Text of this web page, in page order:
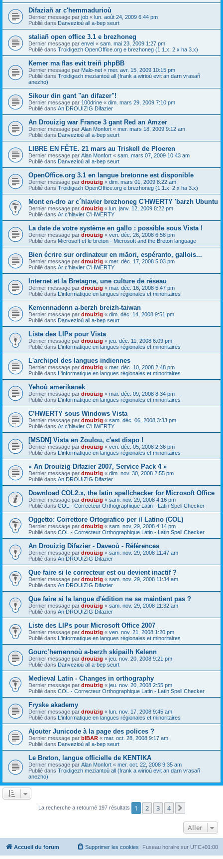
Difaziañ ar c'hemmadurioù
Dernier message par job « lun. août 24, 2009 6:44 pm
Publié dans Danvezioù all a-bep seurt
staliañ open office 3.1 e brezhoneg
Dernier message par envel « sam. mai 23, 2009 1:27 pm
Publié dans Troidigezh OpenOffice.org e brezhoneg (1.1.x, 2.x ha 3.x)
Kemer ma flas evit treiñ phpBB
Dernier message par Malo-net « mer. avr. 15, 2009 10:15 pm
Publié dans Troidigezh meziantoù all (frank a wirioù evit an darn vrasañ
anezho)
Sikour din gant "an difazer"!
Dernier message par 100drine « dim. mars 29, 2009 7:10 pm
Publié dans An DROUIZIG Difazier
An Drouizig war France 3 gant Red an Amzer
Dernier message par Alan Monfort « mer. mars 18, 2009 9:12 am
Publié dans Danvezioù all a-bep seurt
LIBRE EN FÊTE. 21 mars au Triskell de Ploeren
Dernier message par Alan Monfort « sam. mars 07, 2009 10:43 am
Publié dans Danvezioù all a-bep seurt
OpenOffice.org 3.1 en langue bretonne est disponible
Dernier message par drouizig « dim. mars 01, 2009 8:22 am
Publié dans Troidigezh OpenOffice.org e brezhoneg (1.1.x, 2.x ha 3.x)
Mont en-dro ar c´hlavier brezhoneg C'HWERTY 'barzh Ubuntu
Dernier message par drouizig « lun. janv. 12, 2009 8:22 pm
Publié dans Ar c'hlavier C'HWERTY
La date de votre système en gallo : possible sous Vista !
Dernier message par drouizig « ven. déc. 26, 2008 6:58 pm
Publié dans Microsoft et le breton - Microsoft and the Breton language
Bien écrire sur ordinateur en māori, espéranto, gallois...
Dernier message par drouizig « mer. déc. 17, 2008 5:03 pm
Publié dans Ar c'hlavier C'HWERTY
Internet et la Bretagne, une culture de réseau
Dernier message par drouizig « mar. déc. 16, 2008 5:47 pm
Publié dans L'informatique en langues régionales et minoritaires
Kemennadenn a-berzh breizh-taiwan
Dernier message par drouizig « dim. déc. 14, 2008 9:51 pm
Publié dans Danvezioù all a-bep seurt
Liste des LIPs pour Vista
Dernier message par drouizig « jeu. déc. 11, 2008 6:09 pm
Publié dans L'informatique en langues régionales et minoritaires
L'archipel des langues indiennes
Dernier message par drouizig « mer. déc. 10, 2008 2:48 pm
Publié dans L'informatique en langues régionales et minoritaires
Yehoù amerikanek
Dernier message par drouizig « mar. déc. 09, 2008 8:34 pm
Publié dans L'informatique en langues régionales et minoritaires
C’HWERTY sous Windows Vista
Dernier message par drouizig « sam. déc. 06, 2008 3:33 pm
Publié dans Ar c'hlavier C'HWERTY
[MSDN] Vista en Zoulou, c'est dispo !
Dernier message par drouizig « ven. déc. 05, 2008 2:36 pm
Publié dans L'informatique en langues régionales et minoritaires
« An Drouizig Difazier 2007, Service Pack 4 »
Dernier message par drouizig « dim. nov. 30, 2008 2:55 pm
Publié dans An DROUIZIG Difazier
Download COL2.x, the latin spellchecker for Microsoft Office
Dernier message par drouizig « sam. nov. 29, 2008 4:16 pm
Publié dans COL - Correcteur Orthographique Latin - Latin Spell Checker
Oggetto: Correttore Ortografico per il Latino (COL)
Dernier message par drouizig « sam. nov. 29, 2008 4:14 pm
Publié dans COL - Correcteur Orthographique Latin - Latin Spell Checker
An Drouizig Difazier - Daveoù - Références
Dernier message par drouizig « sam. nov. 29, 2008 11:47 am
Publié dans An DROUIZIG Difazier
Que faire si le correcteur est ou devient inactif ?
Dernier message par drouizig « sam. nov. 29, 2008 11:34 am
Publié dans An DROUIZIG Difazier
Que faire si la langue d'édition ne se maintient pas ?
Dernier message par drouizig « sam. nov. 29, 2008 11:32 am
Publié dans An DROUIZIG Difazier
Liste des LIPs pour Microsoft Office 2007
Dernier message par drouizig « ven. nov. 21, 2008 1:20 pm
Publié dans L'informatique en langues régionales et minoritaires
Gourc’hemennoù a-berzh skipailh Kelenn
Dernier message par drouizig « jeu. nov. 20, 2008 9:21 pm
Publié dans Danvezioù all a-bep seurt
Medieval Latin - Changes in orthography
Dernier message par drouizig « jeu. nov. 20, 2008 2:55 pm
Publié dans COL - Correcteur Orthographique Latin - Latin Spell Checker
Fryske akademy
Dernier message par drouizig « lun. nov. 17, 2008 9:45 am
Publié dans L'informatique en langues régionales et minoritaires
Ajouter Junicode à la page des polices ?
Dernier message par bIBAR « mar. oct. 28, 2008 9:17 am
Publié dans Danvezioù all a-bep seurt
Le Breton, langue officielle de KENTIKA
Dernier message par Alan Monfort « mer. oct. 22, 2008 9:35 am
Publié dans Troidigezh meziantoù all (frank a wirioù evit an darn vrasañ
anezho)
La recherche a retourné 197 résultats 1 2 3 4
Aller
Accueil du forum Fuseau horaire sur UTC+01:00
Supprimer les cookies